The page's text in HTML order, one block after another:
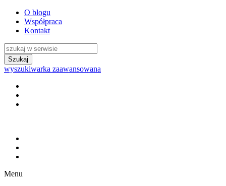
O blogu
Współpraca
Kontakt
wyszukiwarka zaawansowana
Menu